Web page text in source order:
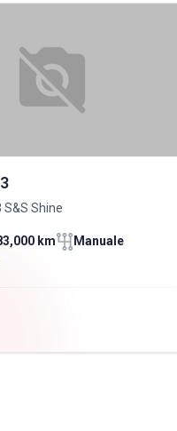
S&S Shine
km
Manuale